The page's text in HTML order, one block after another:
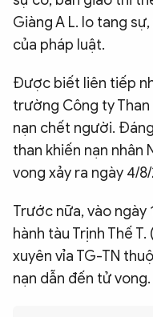
Giàng A L. lo tang
của pháp luật.
Được biết liên tiếp
trường Công ty Than
nạn chết người.
than khiến nạn nhân
vong xảy ra ngày 4/8/
Trước nữa, vào ngày
hành tàu Trịnh Thế
xuyên vỉa TG-TN
nạn dẫn đến tử vong.